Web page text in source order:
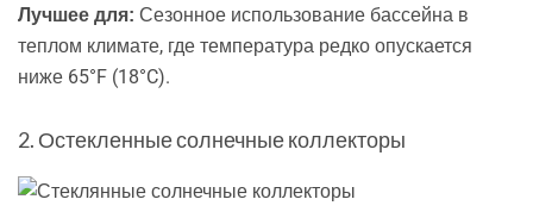
Лучшее для: Сезонное использование бассейна в
теплом климате, где температура редко опускается
ниже 65°F (18°C).
2. Остекленные солнечные коллекторы